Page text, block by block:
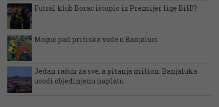
Futsal klub Borac istupio iz Premijer lige BiH!?
Moguć pad pritiska vode u Banjaluci
Jedan račun za sve, a pitanja milion: Banjaluka
uvodi objedinjenu naplatu